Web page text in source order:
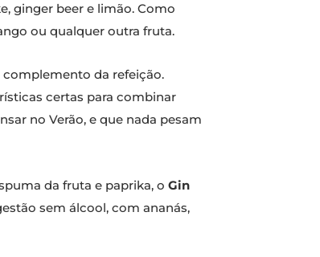
ginger beer e limão. Como
ou qualquer outra fruta.
da refeição.
certas para combinar
no Verão, e que nada pesam
da fruta e paprika, o Gin
sem álcool, com ananás,